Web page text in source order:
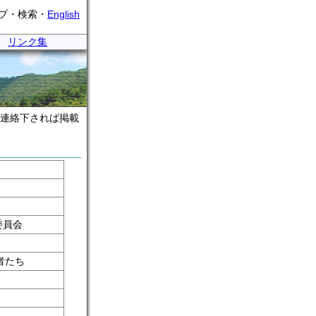
・検索・ English
リンク集
絡下されば掲載
員会
たち